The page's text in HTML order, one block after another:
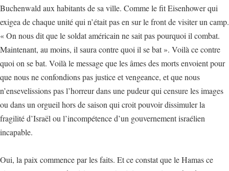
Buchenwald aux habitants de sa ville. Comme le fit Eisenhower qui
exigea de chaque unité qui n’était pas en sur le front de visiter un camp.
« On nous dit que le soldat américain ne sait pas pourquoi il combat.
Maintenant, au moins, il saura contre quoi il se bat ». Voilà ce contre
quoi on se bat. Voilà le message que les âmes des morts envoient pour
que nous ne confondions pas justice et vengeance, et que nous
n’ensevelissions pas l’horreur dans une pudeur qui censure les images
ou dans un orgueil hors de saison qui croit pouvoir dissimuler la
fragilité d’Israël ou l’incompétence d’un gouvernement israélien
incapable.
Oui, la paix commence par les faits. Et ce constat que le Hamas ce